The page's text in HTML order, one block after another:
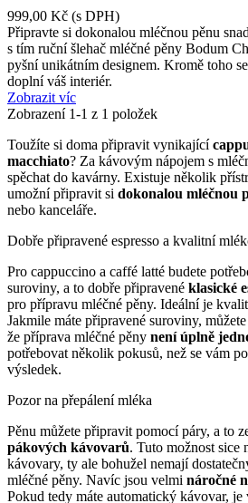
999,00 Kč (s DPH)
Připravte si dokonalou mléčnou pěnu
s tím ruční šlehač mléčné pěny Bodum
pyšní unikátním designem. Kromě toho
doplní váš interiér.
Zobrazit víc
Zobrazení 1-1 z 1 položek
Toužíte si doma připravit vynikající
macchiato? Za kávovým nápojem s
spěchat do kavárny. Existuje několik
umožní připravit si dokonalou mléčnou
nebo kanceláře.
Dobře připravené espresso a kvalitní
Pro cappuccino a caffé latté budete
suroviny, a to dobře připravené klasické
pro přípravu mléčné pěny. Ideální je
Jakmile máte připravené suroviny,
že příprava mléčné pěny není úplně
potřebovat několik pokusů, než se vám
výsledek.
Pozor na přepálení mléka
Pěnu můžete připravit pomocí páry, a to
pákových kávovarů. Tuto možnost sice
kávovary, ty ale bohužel nemají
mléčné pěny. Navíc jsou velmi náročné
Pokud tedy máte automatický kávovar,